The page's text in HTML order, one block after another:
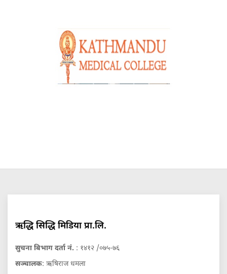
ऋद्धि सिद्धि मिडिया प्रा.लि.
सुचना बिभाग दर्ता नं. : १४१२ /०७५-७६
सञ्चालक: ऋषिराज धमला